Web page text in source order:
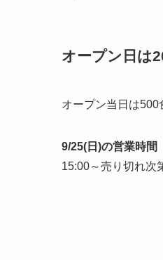
オープン日は
オープン当日は500
9/25(日)の営業時間
15:00～売り切れ次